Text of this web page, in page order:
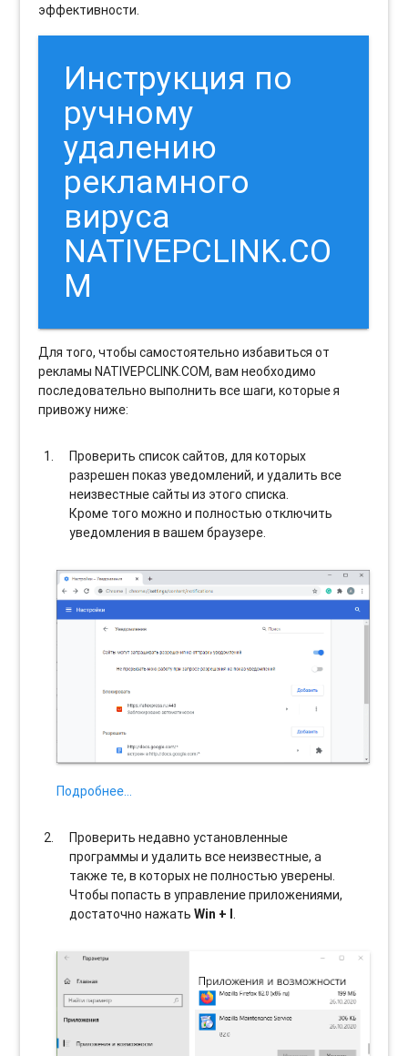
эффективности.
Инструкция по
ручному
удалению
рекламного
вируса
NATIVEPCLINK.CO
M
Для того, чтобы самостоятельно избавиться от
рекламы NATIVEPCLINK.COM, вам необходимо
последовательно выполнить все шаги, которые я
привожу ниже:
Проверить список сайтов, для которых
разрешен показ уведомлений, и удалить все
неизвестные сайты из этого списка.
Кроме того можно и полностью отключить
уведомления в вашем браузере.
Подробнее…
Проверить недавно установленные
программы и удалить все неизвестные, а
также те, в которых не полностью уверены.
Чтобы попасть в управление приложениями,
достаточно нажатьWin + I.